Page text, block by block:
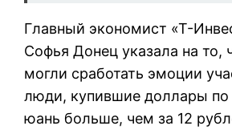
Главный экономист «Т-
Софья Донец указала на то,
могли сработать эмоции
люди, купившие доллары по
юань больше, чем за 12